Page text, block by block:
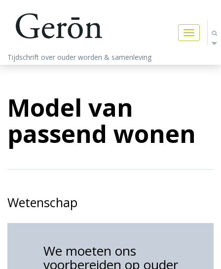
Toggle
navigation
Tijdschrift over ouder worden & samenleving
Model van
passend wonen
Wetenschap
We moeten ons
voorbereiden op ouder